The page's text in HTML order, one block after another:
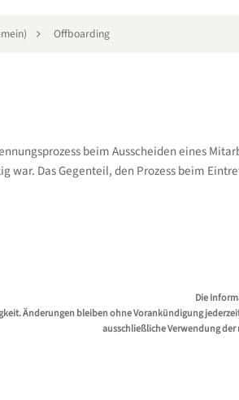
Offboarding
beim Ausscheiden eines
war. Das Gegenteil, den Prozess beim
Die
Änderungen bleiben ohne Vorankündigung
ausschließliche Verwendung